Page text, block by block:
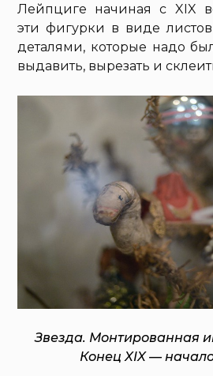
Лейпциге начиная с XIX
эти фигурки в виде
деталями, которые надо
выдавить, вырезать и
Звезда. Монтированная
Конец XIX —